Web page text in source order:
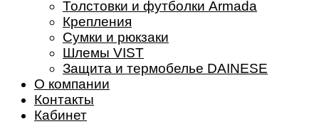
Толстовки и футболки Armada
Крепления
Сумки и рюкзаки
Шлемы VIST
Защита и термобелье DAINESE
О компании
Контакты
Кабинет